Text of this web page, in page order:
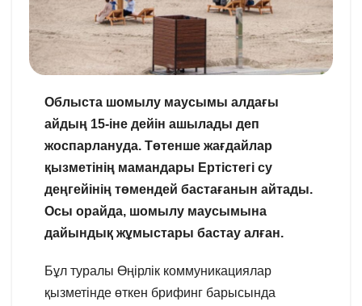
Облыста шомылу маусымы алдағы
айдың 15-іне дейін ашылады деп
жоспарлануда. Төтенше жағдайлар
қызметінің мамандары Ертістегі су
деңгейінің төмендей бастағанын айтады.
Осы орайда, шомылу маусымына
дайындық жұмыстары бастау алған.
Бұл туралы Өңірлік коммуникациялар
қызметінде өткен брифинг барысында